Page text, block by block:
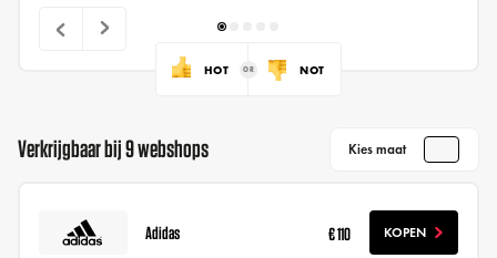
HOT NOT
Verkrijgbaar bij 9 webshops Kies maat
Adidas € 110 KOPEN